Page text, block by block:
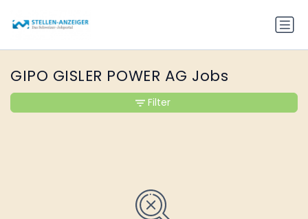
GIPO GISLER POWER AG Jobs
Filter